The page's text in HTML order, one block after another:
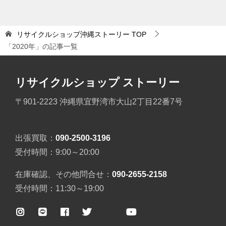
リサイクルショップ沖縄ストーリー TOP
「2020年」の記事一覧
リサイクルショップ ストーリー
〒901-2223 沖縄県宜野湾市大山2丁目22番7号
出張買取： 090-2500-3196
受付時間：9:00～20:00
在庫確認、その他問合せ： 090-2655-2158
受付時間：11:30～19:00